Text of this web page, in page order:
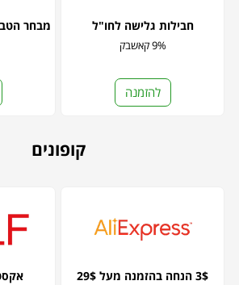
חבילות גלישה לחו"ל
9% קאשבק
להזמנה
מבחר
קופונים
3$ הנחה בהזמנה מעל 29$ אקסטרה